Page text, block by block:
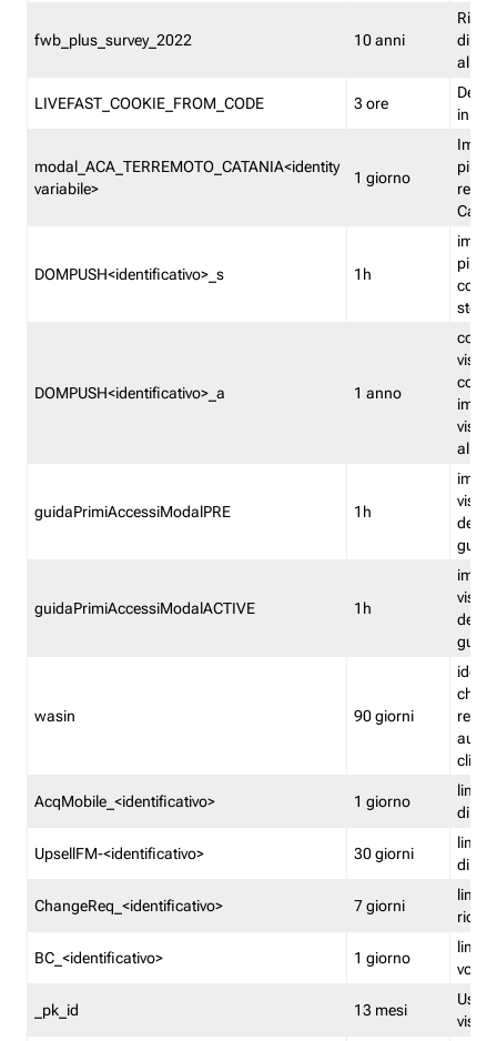
fwb_plus_survey_2022 10 anni
di
LIVEFAST_COOKIE_FROM_CODE 3 ore
in
modal_ACA_TERREMOTO_CATANIA<identity
variabile>
1 giorno
più
DOMPUSH<identificativo>_s 1h
più
DOMPUSH<identificativo>_a 1 anno
guidaPrimiAccessiModalPRE 1h
della
guidaPrimiAccessiModalACTIVE 1h
della
wasin 90 giorni
che
rete
clienti
AcqMobile_<identificativo> 1 giorno
limita
di
UpsellFM-<identificativo> 30 giorni
limita
di
ChangeReq_<identificativo> 7 giorni
limita
BC_<identificativo> 1 giorno
limita
_pk_id 13 mesi